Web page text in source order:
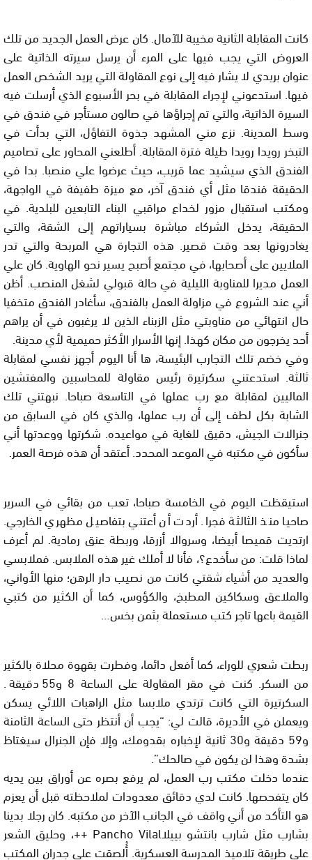
كانت المقابلة الثانية مخيبة للآمال. كان عرض العمل الجديد من تلك
العروض التي يجب فيها على المرء أن يرسل سيرته الذاتية على
عنوان بريدي لا يشار فيه إلى نوع المقاولة التي يريد الشخص العمل
فيها. استدعوني لإجراء المقابلة في بحر الأسبوع الذي أرسلت فيه
السيرة الذاتية، والتي تم إجراؤها في صالون مستأجر في فندق في
وسط المدينة. نزع مني المشهد جذوة التفاؤل، التي بدأت في
التبخر رويدا رويدا طيلة فترة المقابلة. أطلعني المحاور على تصاميم
الفندق الذي سيشيد عما قريب، حيث عرضوا علي منصبا. بدا في
الحقيقة فندقا مثل أي فندق آخر، مع ميزة طفيفة في الواجهة،
ومكتب استقبال مزور لخداع مراقبي البناء التابعين للبلدية. في
الحقيقة، يدخل الشركاء مباشرة بسياراتهم إلى الشقة، والتي
يغادرونها بعد وقت قصير. هذه التجارة هي المربحة والتي تدر
الملايين على أصحابها، في مجتمع أصبح يسير نحو الهاوية. كان علي
العمل مديرا للمناوبة الليلية في حالة قبولي لشغل المنصب. أظن
أني عند الشروع في مزاولة العمل بالفندق، سأغادر الفندق متخفيا
حال انتهائي من مناوبتي مثل الزبناء الذين لا يرغبون في أن يراهم
أحد يخرجون من مكان كهذا. إنها الأسرار الأكثر حميمية لأي مدينة.
وفي خضم تلك التجارب البئيسة، ها أنا اليوم أجهز نفسي لمقابلة
ثالثة. استدعتني سكرتيرة رئيس مقاولة للمحاسبين والمفتشين
الماليين لمقابلة مع رب عملها في التاسعة صباحا. نبهتني تلك
الشابة بكل لطف إلى أن رب عملها، والذي كان في السابق من
جنرالات الجيش، دقيق للغاية في مواعيده. شكرتها ووعدتها أني
سأكون في مكتبه في الموعد المحدد. أعتقد أن هذه فرصة العمر.
استيقظت اليوم في الخامسة صباحا، تعب من بقائي في السرير
صاحيا منذ الثالثة فجرا. أردت أن أعتني بتفاصيل مظهري الخارجي.
ارتديت قميصا أبيضا، وسروالا أزرقا، وربطة عنق رمادية. لم أعرف
لماذا قلت: من سأخدع؟، فأنا لا أملك غير هذه الملابس. فملابسي
والعديد من أشياء شقتي كانت من نصيب دار الرهن؛ منها الأواني،
والملاعق وسكاكين المطبخ، والكؤوس، كما أن الكثير من كتبي
القيمة باعها تاجر كتب مستعملة بثمن بخس…
ربطت شعري للوراء، كما أفعل دائما، وفطرت بقهوة محلاة بالكثير
من السكر. كنت في مقر المقاولة على الساعة 8 و55 دقيقة.
السكرتيرة التي كانت ترتدي ملابسا مثل الراهبات اللائي يسكن
ويعملن في الأديرة، قالت لي: “يجب أن أنتظر حتى الساعة الثامنة
و59 دقيقة و30 ثانية لإخباره بقدومك، وإلا فإن الجنرال سيغتاظ
بشدة وهذا لن يكون في صالحك”.
عندما دخلت مكتب رب العمل، لم يرفع بصره عن أوراق بين يديه
كان يتفحصها. كانت لدي دقائق معدودات لملاحظته قبل أن يعزم
هو التأكد من أني واقف في الجانب الآخر من مكتبه. كان رجلا بدينا
بشارب مثل شارب بانتشو بييلاPancho Vilal ++، وحليق الشعر
على طريقة تلاميذ المدرسة العسكرية. أُلصقت على جدران المكتب